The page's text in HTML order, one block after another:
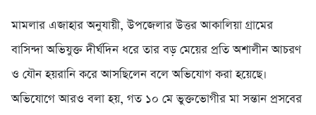
মামলার এজাহার অনুযায়ী, উপজেলার উত্তর আকালিয়া গ্রামের
বাসিন্দা অভিযুক্ত দীর্ঘদিন ধরে তার বড় মেয়ের প্রতি অশালীন আচরণ
ও যৌন হয়রানি করে আসছিলেন বলে অভিযোগ করা হয়েছে।
অভিযোগে আরও বলা হয়, গত ১০ মে ভুক্তভোগীর মা সন্তান প্রসবের